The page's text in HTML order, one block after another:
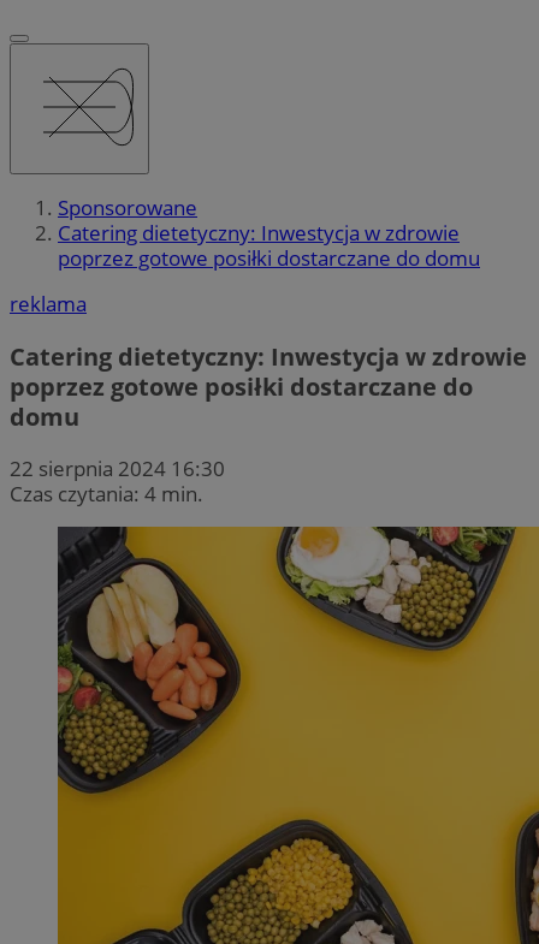
Sponsorowane
Catering dietetyczny: Inwestycja w zdrowie
poprzez gotowe posiłki dostarczane do domu
reklama
Catering dietetyczny: Inwestycja w zdrowie
poprzez gotowe posiłki dostarczane do
domu
22 sierpnia 2024 16:30
Czas czytania: 4 min.